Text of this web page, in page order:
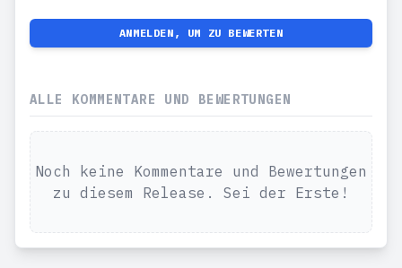
ANMELDEN, UM ZU BEWERTEN
ALLE KOMMENTARE UND BEWERTUNGEN
Noch keine Kommentare und Bewertungen
zu diesem Release. Sei der Erste!